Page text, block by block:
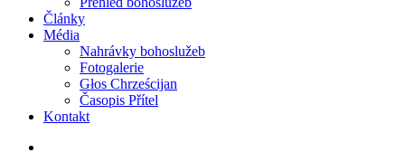
Články
Média
Nahrávky bohoslužeb
Fotogalerie
Głos Chrześcijan
Časopis Přítel
Kontakt